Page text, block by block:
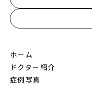
ホーム
ドクター紹介
症例写真